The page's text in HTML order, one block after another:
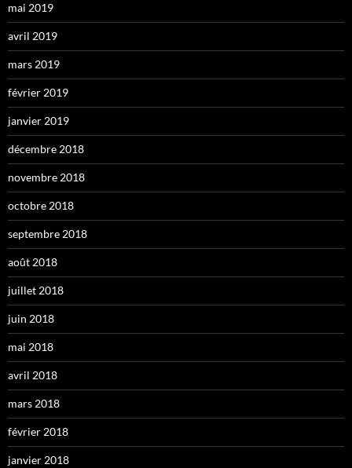
mai 2019
avril 2019
mars 2019
février 2019
janvier 2019
décembre 2018
novembre 2018
octobre 2018
septembre 2018
août 2018
juillet 2018
juin 2018
mai 2018
avril 2018
mars 2018
février 2018
janvier 2018